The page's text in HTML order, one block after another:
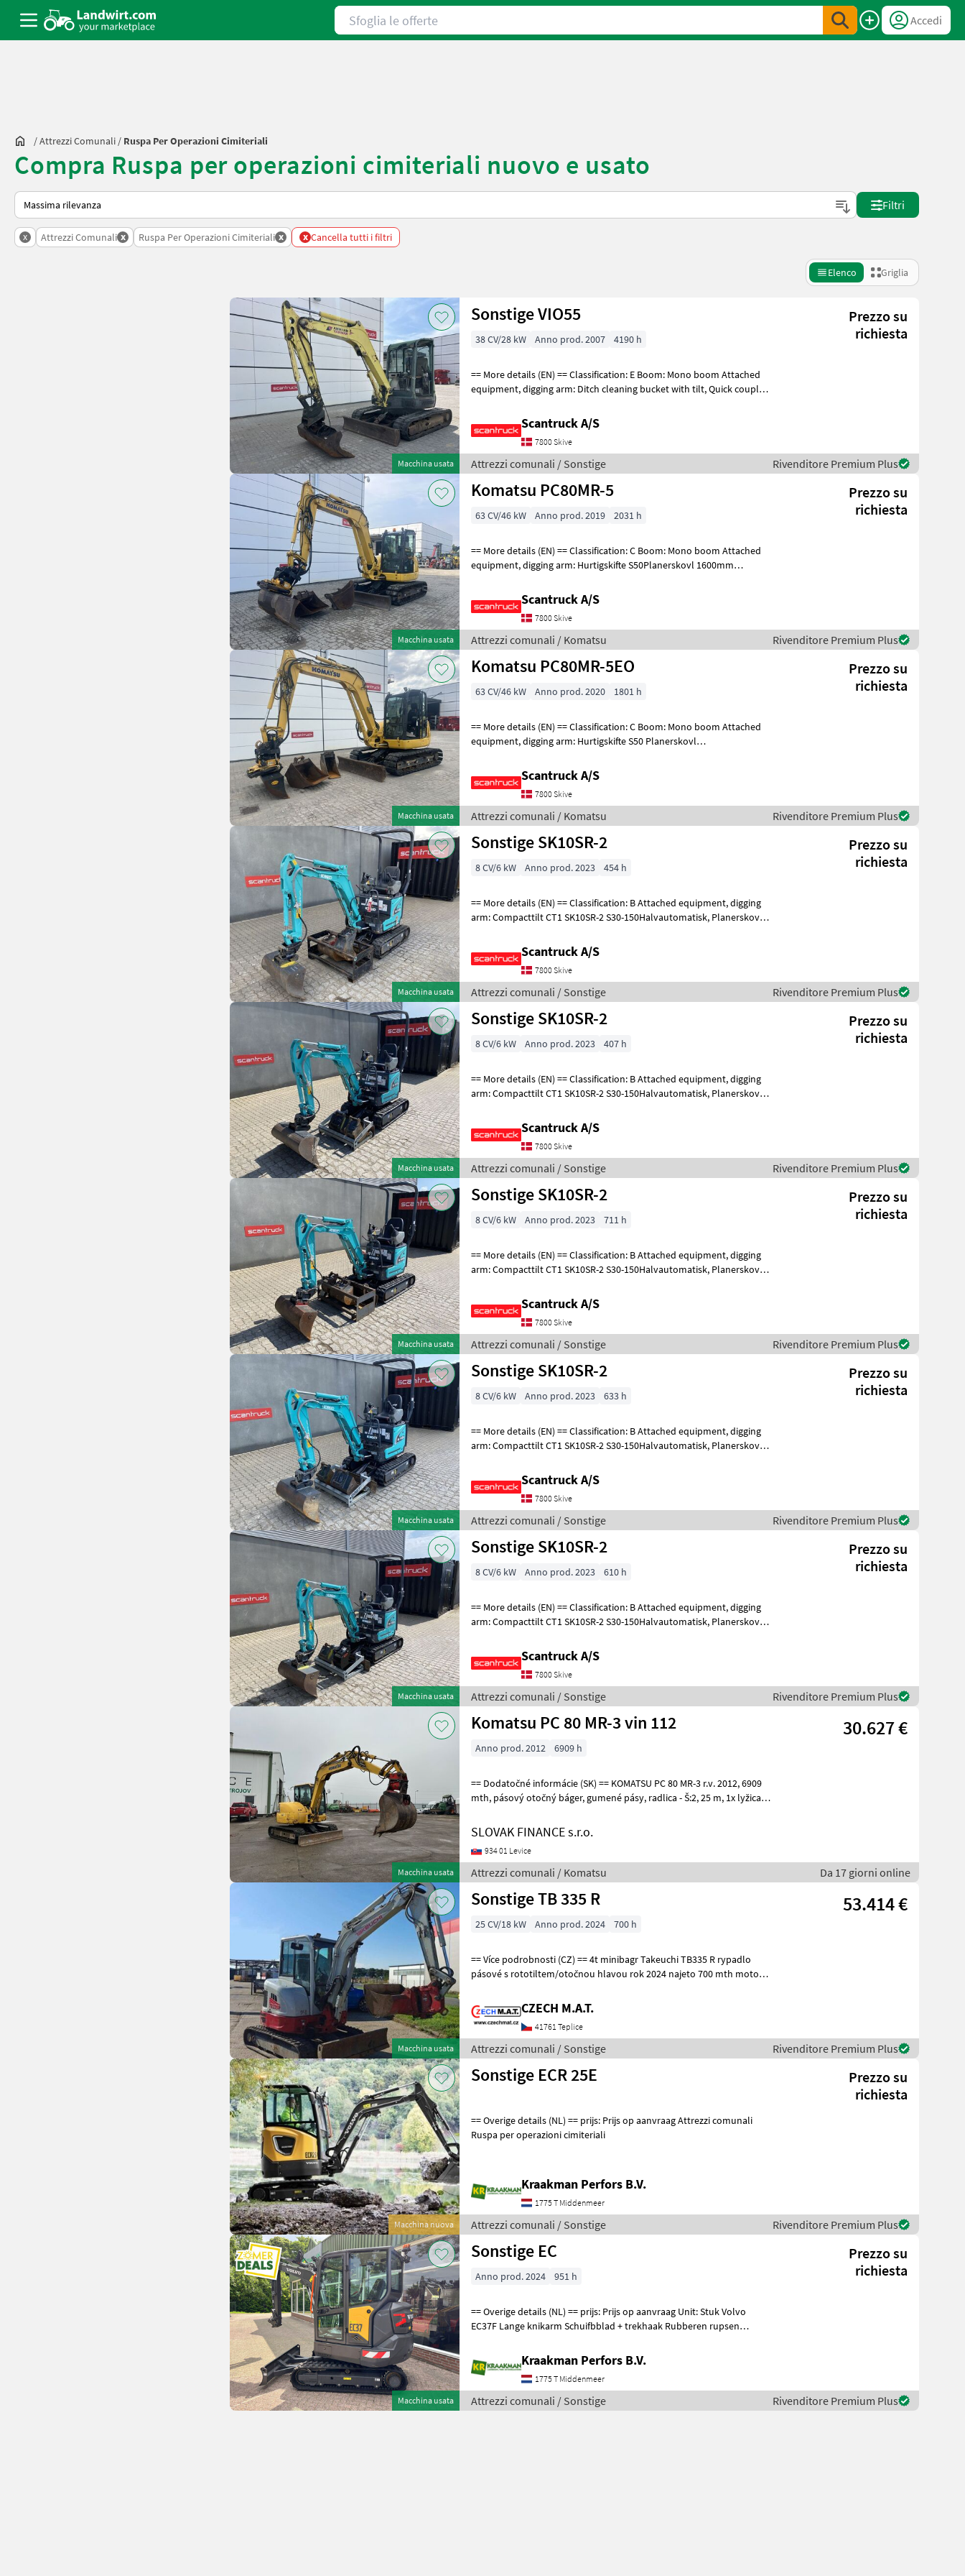
Sfoglia le offerte
Accedi
/Attrezzi Comunali / Ruspa Per Operazioni Cimiteriali
Compra Ruspa per operazioni cimiteriali nuovo e usato
Ecco come viene ordinato su Landwirt.com
Filtri
x Attrezzi Comunali x Ruspa Per Operazioni Cimiteriali x x Cancella tutti i filtri
Elenco Griglia
Macchina usata
Sonstige VIO55
Prezzo su
richiesta
38 CV/28 kW Anno prod. 2007 4190 h
== More details (EN) == Classification: E Boom: Mono boom Attached
equipment, digging arm: Ditch cleaning bucket with tilt, Quick coupler
Scantruck A/S
7800 Skive
Attrezzi comunali / Sonstige Rivenditore Premium Plus
Macchina usata
Komatsu PC80MR-5
Prezzo su
richiesta
63 CV/46 kW Anno prod. 2019 2031 h
== More details (EN) == Classification: C Boom: Mono boom Attached
equipment, digging arm: Hurtigskifte S50Planerskovl 1600mm
Scantruck A/S
7800 Skive
Attrezzi comunali / Komatsu Rivenditore Premium Plus
Macchina usata
Komatsu PC80MR-5EO
Prezzo su
richiesta
63 CV/46 kW Anno prod. 2020 1801 h
== More details (EN) == Classification: C Boom: Mono boom Attached
equipment, digging arm: Hurtigskifte S50 Planerskovl
Scantruck A/S
7800 Skive
Attrezzi comunali / Komatsu Rivenditore Premium Plus
Macchina usata
Sonstige SK10SR-2
Prezzo su
richiesta
8 CV/6 kW Anno prod. 2023 454 h
== More details (EN) == Classification: B Attached equipment, digging
arm: Compacttilt CT1 SK10SR-2 S30-150Halvautomatisk, Planerskovl
Scantruck A/S
7800 Skive
Attrezzi comunali / Sonstige Rivenditore Premium Plus
Macchina usata
Sonstige SK10SR-2
Prezzo su
richiesta
8 CV/6 kW Anno prod. 2023 407 h
== More details (EN) == Classification: B Attached equipment, digging
arm: Compacttilt CT1 SK10SR-2 S30-150Halvautomatisk, Planerskovl
Scantruck A/S
7800 Skive
Attrezzi comunali / Sonstige Rivenditore Premium Plus
Macchina usata
Sonstige SK10SR-2
Prezzo su
richiesta
8 CV/6 kW Anno prod. 2023 711 h
== More details (EN) == Classification: B Attached equipment, digging
arm: Compacttilt CT1 SK10SR-2 S30-150Halvautomatisk, Planerskovl
Scantruck A/S
7800 Skive
Attrezzi comunali / Sonstige Rivenditore Premium Plus
Macchina usata
Sonstige SK10SR-2
Prezzo su
richiesta
8 CV/6 kW Anno prod. 2023 633 h
== More details (EN) == Classification: B Attached equipment, digging
arm: Compacttilt CT1 SK10SR-2 S30-150Halvautomatisk, Planerskovl
Scantruck A/S
7800 Skive
Attrezzi comunali / Sonstige Rivenditore Premium Plus
Macchina usata
Sonstige SK10SR-2
Prezzo su
richiesta
8 CV/6 kW Anno prod. 2023 610 h
== More details (EN) == Classification: B Attached equipment, digging
arm: Compacttilt CT1 SK10SR-2 S30-150Halvautomatisk, Planerskovl
Scantruck A/S
7800 Skive
Attrezzi comunali / Sonstige Rivenditore Premium Plus
Macchina usata
Komatsu PC 80 MR-3 vin 112 30.627 €
Anno prod. 2012 6909 h
== Dodatočné informácie (SK) == KOMATSU PC 80 MR-3 r.v. 2012, 6909
mth, pásový otočný báger, gumené pásy, radlica - Š:2, 25 m, 1x lyžica-
SLOVAK FINANCE s.r.o.
934 01 Levice
Attrezzi comunali / Komatsu Da 17 giorni online
Macchina usata
Sonstige TB 335 R 53.414 €
25 CV/18 kW Anno prod. 2024 700 h
== Více podrobnosti (CZ) == 4t minibagr Takeuchi TB335 R rypadlo
pásové s rototiltem/otočnou hlavou rok 2024 najeto 700 mth motor
CZECH M.A.T.
41761 Teplice
Attrezzi comunali / Sonstige Rivenditore Premium Plus
Macchina nuova
Sonstige ECR 25E
Prezzo su
richiesta
== Overige details (NL) == prijs: Prijs op aanvraag Attrezzi comunali
Ruspa per operazioni cimiteriali
Kraakman Perfors B.V.
1775 T Middenmeer
Attrezzi comunali / Sonstige Rivenditore Premium Plus
Macchina usata
Sonstige EC
Prezzo su
richiesta
Anno prod. 2024 951 h
== Overige details (NL) == prijs: Prijs op aanvraag Unit: Stuk Volvo
EC37F Lange knikarm Schuifbblad + trekhaak Rubberen rupsen
Kraakman Perfors B.V.
1775 T Middenmeer
Attrezzi comunali / Sonstige Rivenditore Premium Plus